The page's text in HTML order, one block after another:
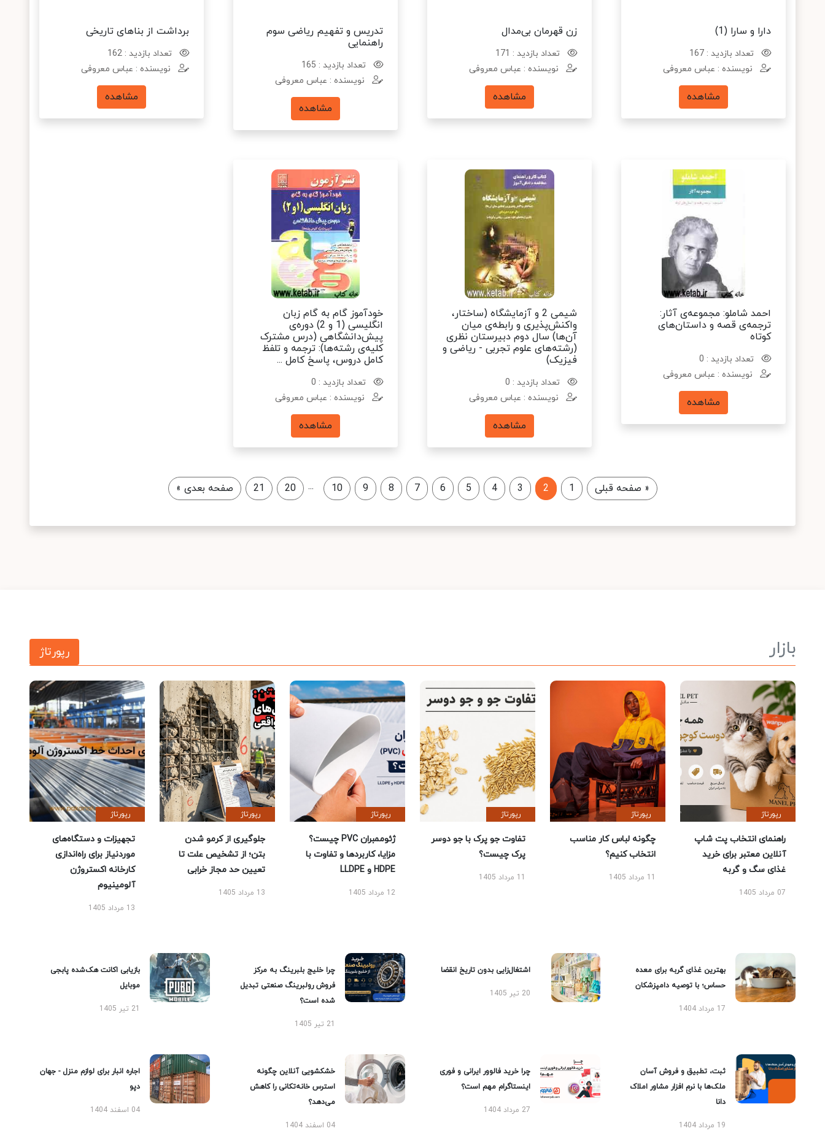
دارا و سارا (1)
تعداد بازدید : 167
نویسنده : عباس معروفی
مشاهده
زن قهرمان بی‌مدال
تعداد بازدید : 171
نویسنده : عباس معروفی
مشاهده
تدریس و تفهیم ریاضی سوم
راهنمایی
تعداد بازدید : 165
نویسنده : عباس معروفی
مشاهده
برداشت از بناهای تاریخی
تعداد بازدید : 162
نویسنده : عباس معروفی
مشاهده
احمد شاملو: مجموعه‌ی آثار:
ترجمه‌ی قصه و داستان‌های
کوتاه
تعداد بازدید : 0
نویسنده : عباس معروفی
مشاهده
شیمی 2 و آزمایشگاه (ساختار،
واکنش‌پذیری و رابطه‌ی میان
آن‌ها) سال دوم دبیرستان نظری
(رشته‌های علوم تجربی - ریاضی و
فیزیک)
تعداد بازدید : 0
نویسنده : عباس معروفی
مشاهده
خودآموز گام به گام زبان
انگلیسی (1 و 2) دوره‌ی
پیش‌دانشگاهی (درس مشترک
کلیه‌ی رشته‌ها): ترجمه و تلفظ
کامل دروس، پاسخ کامل ...
تعداد بازدید : 0
نویسنده : عباس معروفی
مشاهده
« صفحه قبلی 1
2
3
4
5
6
7
8
9
10
...
20
21 صفحه بعدی »
بازار رپورتاژ
رپورتاژ
راهنمای انتخاب پت شاپ
آنلاین معتبر برای خرید
غذای سگ و گربه
07 مرداد 1405
رپورتاژ
چگونه لباس کار مناسب
انتخاب کنیم؟
11 مرداد 1405
رپورتاژ
تفاوت جو پرک با جو دوسر
پرک چیست؟
11 مرداد 1405
رپورتاژ
ژئوممبران PVC چیست؟
مزایا، کاربردها و تفاوت با
HDPE و LLDPE
12 مرداد 1405
رپورتاژ
جلوگیری از کرمو شدن
بتن؛ از تشخیص علت تا
تعیین حد مجاز خرابی
13 مرداد 1405
رپورتاژ
تجهیزات و دستگاه‌های
موردنیاز برای راه‌اندازی
کارخانه اکستروژن
آلومینیوم
13 مرداد 1405
بهترین غذای گربه برای معده
حساس؛ با توصیه دامپزشکان
17 مرداد 1404
اشتغال‌زایی بدون تاریخ انقضا
20 تیر 1405
چرا خلیج بلبرینگ به مرکز
فروش رولبرینگ صنعتی تبدیل
شده است؟
21 تیر 1405
بازیابی اکانت هک‌شده پابجی
موبایل
21 تیر 1405
ثبت، تطبیق و فروش آسان
ملک‌ها با نرم افزار مشاور املاک
دانا
19 مرداد 1404
چرا خرید فالوور ایرانی و فوری
اینستاگرام مهم است؟
27 مرداد 1404
خشکشویی آنلاین چگونه
استرس خانه‌تکانی را کاهش
می‌دهد؟
04 اسفند 1404
اجاره انبار برای لوازم منزل - جهان
دپو
04 اسفند 1404